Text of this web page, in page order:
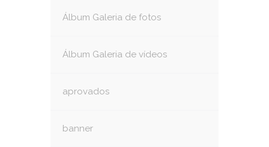
Álbum Galeria de fotos
Álbum Galeria de vídeos
aprovados
banner